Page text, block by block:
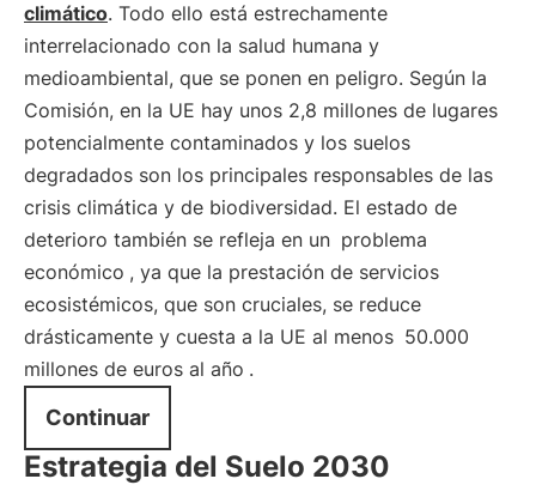
climático. Todo ello está estrechamente
interrelacionado con la salud humana y
medioambiental, que se ponen en peligro. Según la
Comisión, en la UE hay unos 2,8 millones de lugares
potencialmente contaminados y los suelos
degradados son los principales responsables de las
crisis climática y de biodiversidad. El estado de
deterioro también se refleja en un problema
económico , ya que la prestación de servicios
ecosistémicos, que son cruciales, se reduce
drásticamente y cuesta a la UE al menos 50.000
millones de euros al año .
Continuar
Estrategia del Suelo 2030